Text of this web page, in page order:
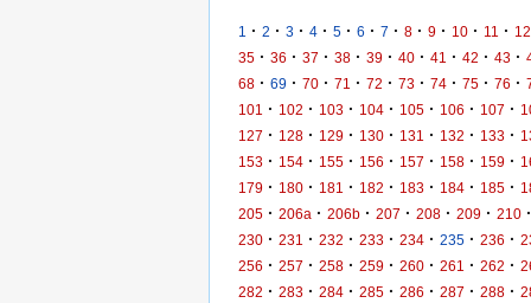
1 · 2 · 3 · 4 · 5 · 6 · 7 · 8 · 9 · 10 · 11 · 12
35 · 36 · 37 · 38 · 39 · 40 · 41 · 42 · 43 ·
68 · 69 · 70 · 71 · 72 · 73 · 74 · 75 · 76 ·
101
· 102 · 103 · 104 · 105 · 106 · 107 ·
127 · 128 · 129 · 130 · 131 · 132 · 133 ·
153 · 154 · 155 · 156 · 157 · 158 · 159 ·
179 · 180 · 181 · 182 · 183 · 184 · 185 ·
205 · 206a · 206b · 207 · 208 · 209 · 210 ·
230 · 231 · 232 · 233 · 234 · 235 · 236 ·
256 · 257 · 258 · 259 · 260 · 261 · 262 ·
282 · 283 · 284 · 285 · 286 · 287 · 288 ·